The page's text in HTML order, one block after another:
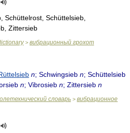
Schüttelrost, Schüttelsieb,
Zittersieb
> вибрационный грохот
n; Schwingsieb n; Schüttelsieb
n; Vibrosieb n; Zittersieb n
словарь > вибрационное